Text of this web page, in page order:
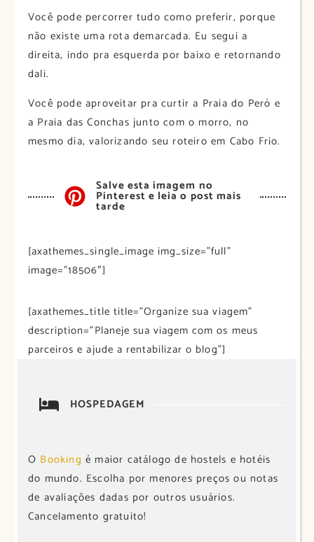
Você pode percorrer tudo como preferir, porque
não existe uma rota demarcada. Eu segui a
direita, indo pra esquerda por baixo e retornando
dali.
Você pode aproveitar pra curtir a Praia do Peró e
a Praia das Conchas junto com o morro, no
mesmo dia, valorizando seu roteiro em Cabo Frio.
Salve esta imagem no
Pinterest e leia o post mais
tarde
[axathemes_single_image img_size=”full”
image=”18506″]
[axathemes_title title=”Organize sua viagem”
description=”Planeje sua viagem com os meus
parceiros e ajude a rentabilizar o blog”]
HOSPEDAGEM
O Booking é maior catálogo de hostels e hotéis
do mundo. Escolha por menores preços ou notas
de avaliações dadas por outros usuários.
Cancelamento gratuito!